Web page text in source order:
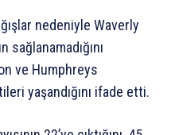
nedeniyle Waverly
sağlanamadığını
ve Humphreys
yaşandığını ifade etti.